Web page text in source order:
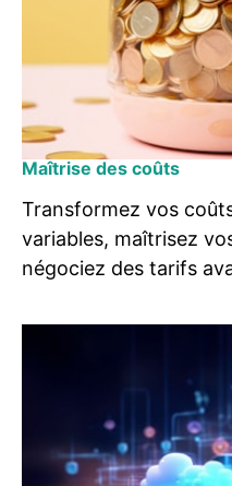
Maîtrise des coûts
Transformez vos
variables, maîtrisez
négociez des tarifs